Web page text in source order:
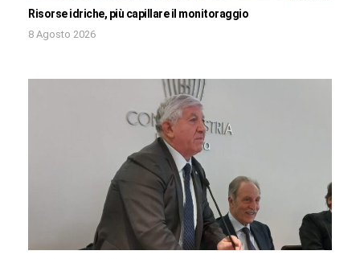
Risorse idriche, più capillare il monitoraggio
8 Agosto 2026